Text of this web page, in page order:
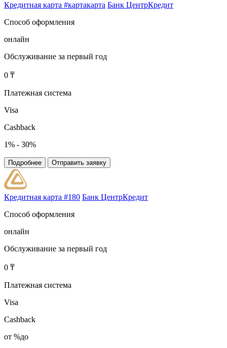
Кредитная карта #картакарта Банк ЦентрКредит
Способ оформления
онлайн
Обслуживание за первый год
0 ₸
Платежная система
Visa
Cashback
1% - 30%
Подробнее Отправить заявку
Кредитная карта #180 Банк ЦентрКредит
Способ оформления
онлайн
Обслуживание за первый год
0 ₸
Платежная система
Visa
Cashback
от %до